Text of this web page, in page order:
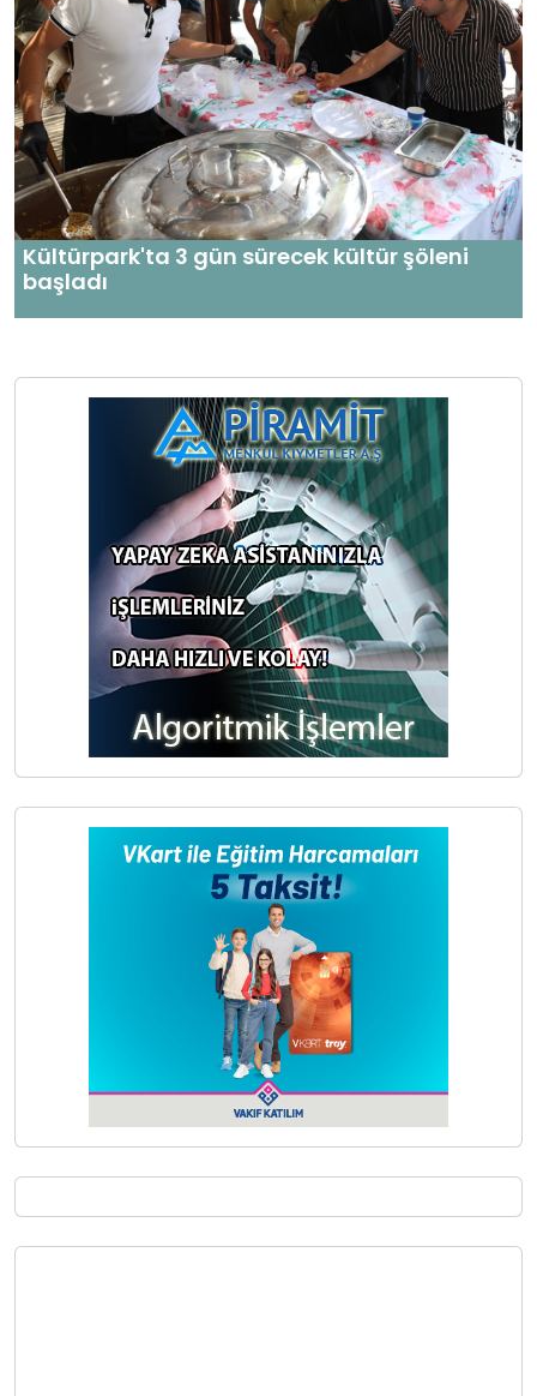
Kültürpark'ta 3 gün sürecek kültür şöleni
başladı